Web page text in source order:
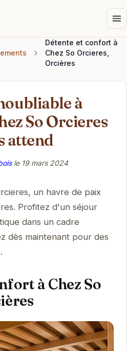
Détente et confort à
Chez So Orcieres,
Orcières
à
So Orcieres
attend
le 19 mars 2024
un havre de paix
Profitez d'un séjour
dans un cadre
dès maintenant pour des
à Chez So